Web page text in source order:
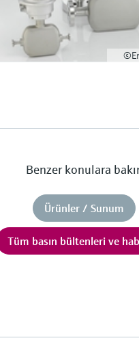
Benzer konulara
Ürünler / Sunum
Tüm basın bültenleri ve